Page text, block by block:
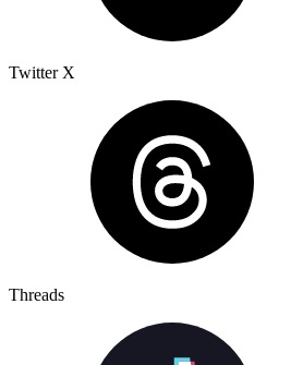
Twitter X
Threads